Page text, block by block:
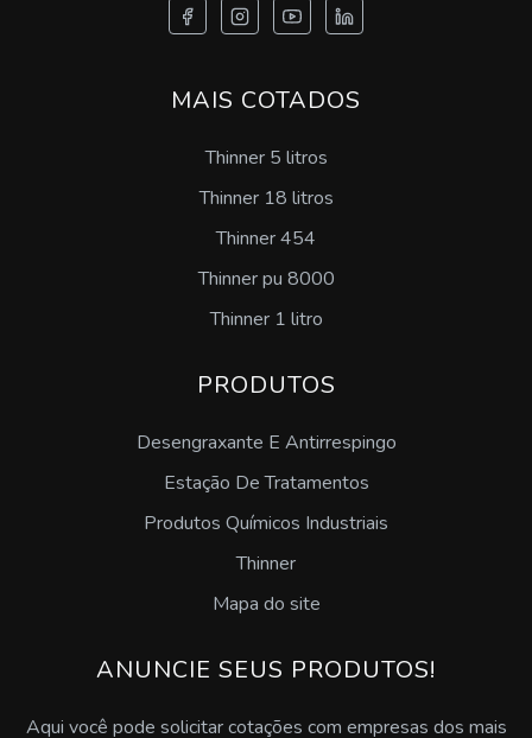
Aditivo floculante sp
Emulsão de silicone desmoldante preço
Comprar emulsão de silicone
Lubrificante desengripante sp
Desengraxante para as mãos
Desengraxante neutro
Desengraxante alcalino industrial
MAIS COTADOS
Thinner 5 litros
Thinner 18 litros
Thinner 454
Thinner pu 8000
Thinner 1 litro
PRODUTOS
Desengraxante E Antirrespingo
Estação De Tratamentos
Produtos Químicos Industriais
Thinner
Mapa do site
ANUNCIE SEUS PRODUTOS!
Aqui você pode solicitar cotações com empresas dos mais